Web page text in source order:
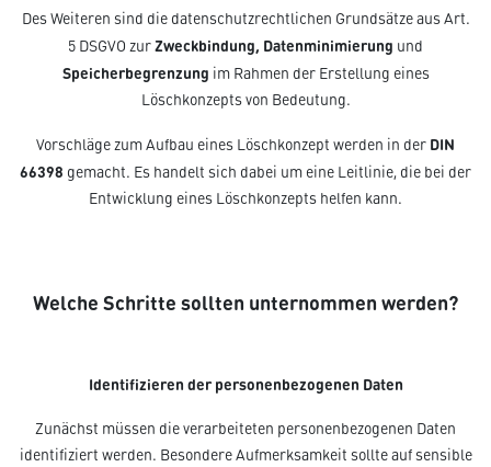
Des Weiteren sind die datenschutzrechtlichen Grundsätze aus Art.
5 DSGVO zurZweckbindung, Datenminimierung und
Speicherbegrenzung im Rahmen der Erstellung eines
Löschkonzepts von Bedeutung.
Vorschläge zum Aufbau eines Löschkonzept werden in der DIN
66398 gemacht. Es handelt sich dabei um eine Leitlinie, die bei der
Entwicklung eines Löschkonzepts helfen kann.
Welche Schritte sollten unternommen werden?
Identifizieren der personenbezogenen Daten
Zunächst müssen die verarbeiteten personenbezogenen Daten
identifiziert werden. Besondere Aufmerksamkeit sollte auf sensible